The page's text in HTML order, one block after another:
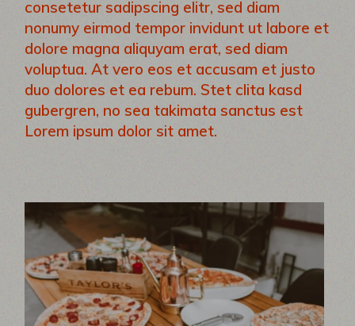
consetetur sadipscing elitr, sed diam
nonumy eirmod tempor invidunt ut labore et
dolore magna aliquyam erat, sed diam
voluptua. At vero eos et accusam et justo
duo dolores et ea rebum. Stet clita kasd
gubergren, no sea takimata sanctus est
Lorem ipsum dolor sit amet.